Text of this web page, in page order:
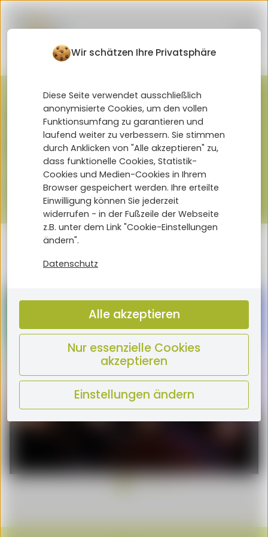
Verabschiedung der
4. Klasse
03.07.2024
Wir schätzen Ihre Privatsphäre
Diese Seite verwendet ausschließlich
anonymisierte Cookies, um den vollen
Funktionsumfang zu garantieren und
laufend weiter zu verbessern. Sie stimmen
durch Anklicken von "Alle akzeptieren" zu,
dass funktionelle Cookies, Statistik-
Cookies und Medien-Cookies in Ihrem
Browser gespeichert werden. Ihre erteilte
Einwilligung können Sie jederzeit
widerrufen - in der Fußzeile der Webseite
z.B. unter dem Link "Cookie-Einstellungen
ändern".
Datenschutz
Alle akzeptieren
Nur essenzielle Cookies
akzeptieren
Einstellungen ändern